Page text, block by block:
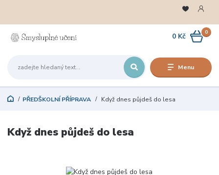
Menu
0
0 Kč
PŘEDŠKOLNÍ PŘÍPRAVA Když dnes půjdeš do lesa
Když dnes půjdeš do lesa